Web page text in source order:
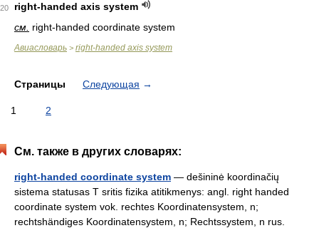
20
right-handed axis system
см. right-handed coordinate system
Авиасловарь > right-handed axis system
Страницы Следующая →
1 2
См. также в других словарях:
right-handed coordinate system — dešininė koordinačių
sistema statusas T sritis fizika atitikmenys: angl. right handed
coordinate system vok. rechtes Koordinatensystem, n;
rechtshändiges Koordinatensystem, n; Rechtssystem, n rus.